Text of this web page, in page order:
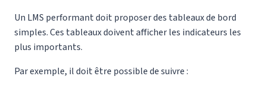
Un LMS performant doit proposer des tableaux de bord
simples. Ces tableaux doivent afficher les indicateurs les
plus importants.
Par exemple, il doit être possible de suivre :